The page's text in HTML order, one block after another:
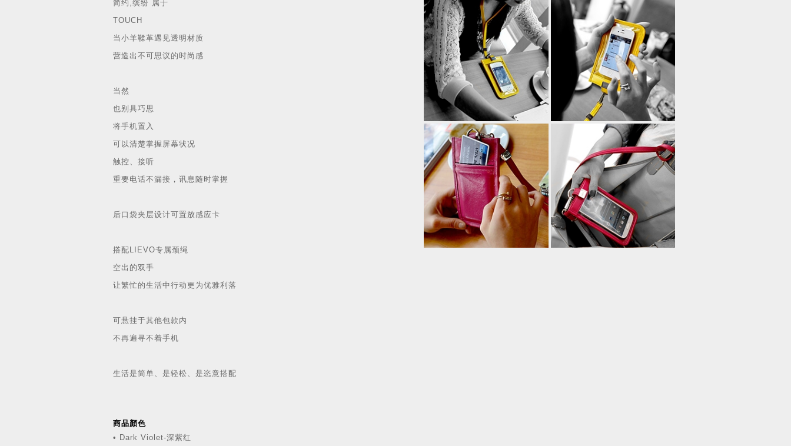
简约,缤纷 属于
TOUCH
当小羊鞣革遇见透明材质
营造出不可思议的时尚感
当然
也别具巧思
将手机置入
可以清楚掌握屏幕状况
触控、接听
重要电话不漏接，讯息随时掌握
后口袋夹层设计可置放感应卡
搭配LIEVO专属颈绳
空出的双手
让繁忙的生活中行动更为优雅利落
可悬挂于其他包款内
不再遍寻不着手机
生活是简单、是轻松、是恣意搭配
商品顏色
• Dark Violet-深紫红